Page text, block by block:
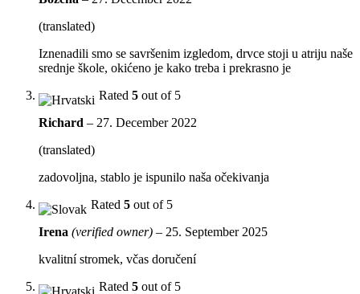
(translated)
Iznenadili smo se savršenim izgledom, drvce stoji u atriju naše
srednje škole, okićeno je kako treba i prekrasno je
Rated 5 out of 5
Richard – 27. December 2022
(translated)
zadovoljna, stablo je ispunilo naša očekivanja
Rated 5 out of 5
Irena (verified owner) – 25. September 2025
kvalitní stromek, včas doručení
Rated 5 out of 5